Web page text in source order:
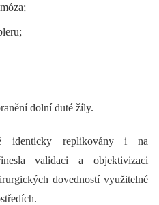
dolní duté žíly.
identicky replikovány i na
validaci a objektivizaci
dovedností využitelné